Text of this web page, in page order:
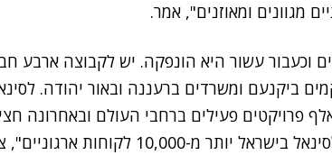
מגוונים ומאוזנים", אמר.
על ידי גבי בוגנים וכעבור עשור היא הונפקה. יש לקבוצה
ביקנעם ומשרדים ברעננה ובאור יהודה.
אלף מסופים פעילים אצל הלקוחות. לסינאל בישראל